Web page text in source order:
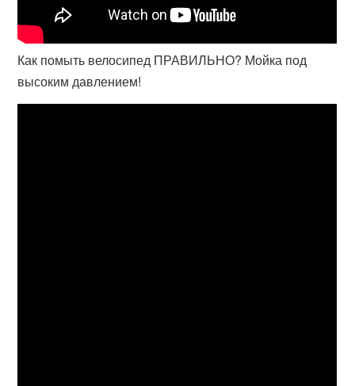
Как помыть велосипед ПРАВИЛЬНО? Мойка под
высоким давлением!